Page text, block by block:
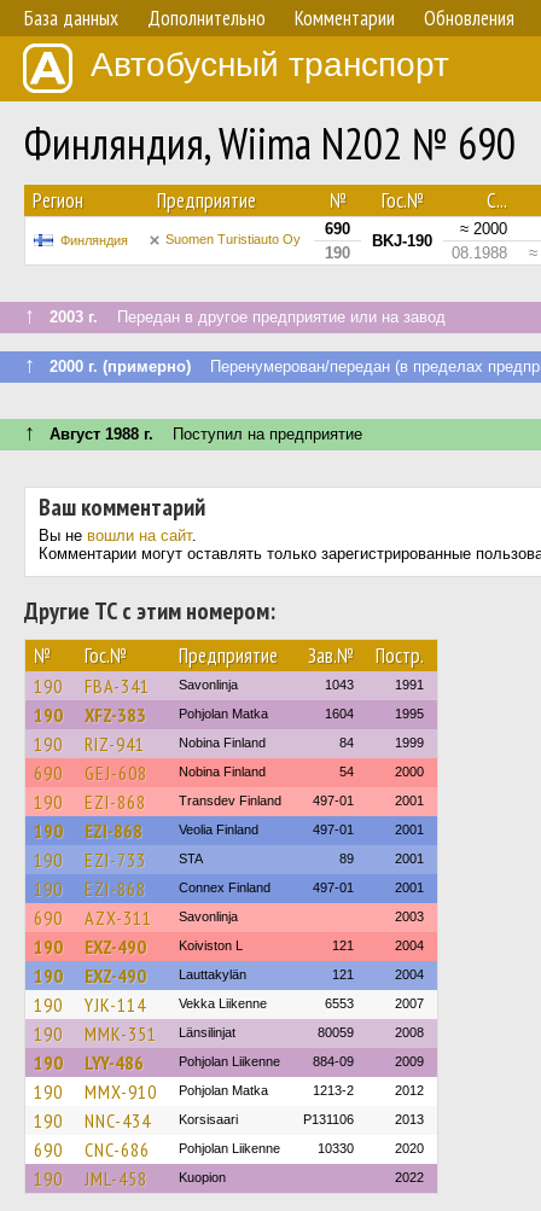
База данных Дополнительно Комментарии Обновления
Автобусный транспорт
Финляндия, Wiima N202 № 690
Регион Предприятие № Гос.№ С...
Финляндия Suomen Turistiauto Oy
690
BKJ-190
≈ 2000
190
08.1988 ≈
↑ 2003 г. Передан в другое предприятие или на завод
↑ 2000 г. (примерно) Перенумерован/передан (в пределах
↑ Август 1988 г. Поступил на предприятие
Ваш комментарий
Вы не вошли на сайт.
Комментарии могут оставлять только зарегистрированные
Другие ТС с этим номером:
№ Гос.№ Предприятие Зав.№ Постр.
190 FBA-341 Savonlinja 1043 1991
190 XFZ-383 Pohjolan Matka 1604 1995
190 RIZ-941 Nobina Finland 84 1999
690 GEJ-608 Nobina Finland 54 2000
190 EZI-868 Transdev Finland 497-01 2001
190 EZI-868 Veolia Finland 497-01 2001
190 EZI-733 STA 89 2001
190 EZI-868 Connex Finland 497-01 2001
690 AZX-311 Savonlinja 2003
190 EXZ-490 Koiviston L 121 2004
190 EXZ-490 Lauttakylän 121 2004
190 YJK-114 Vekka Liikenne 6553 2007
190 MMK-351 Länsilinjat 80059 2008
190 LYY-486 Pohjolan Liikenne 884-09 2009
190 MMX-910 Pohjolan Matka 1213-2 2012
190 NNC-434 Korsisaari P131106 2013
690 CNC-686 Pohjolan Liikenne 10330 2020
190 JML-458 Kuopion 2022